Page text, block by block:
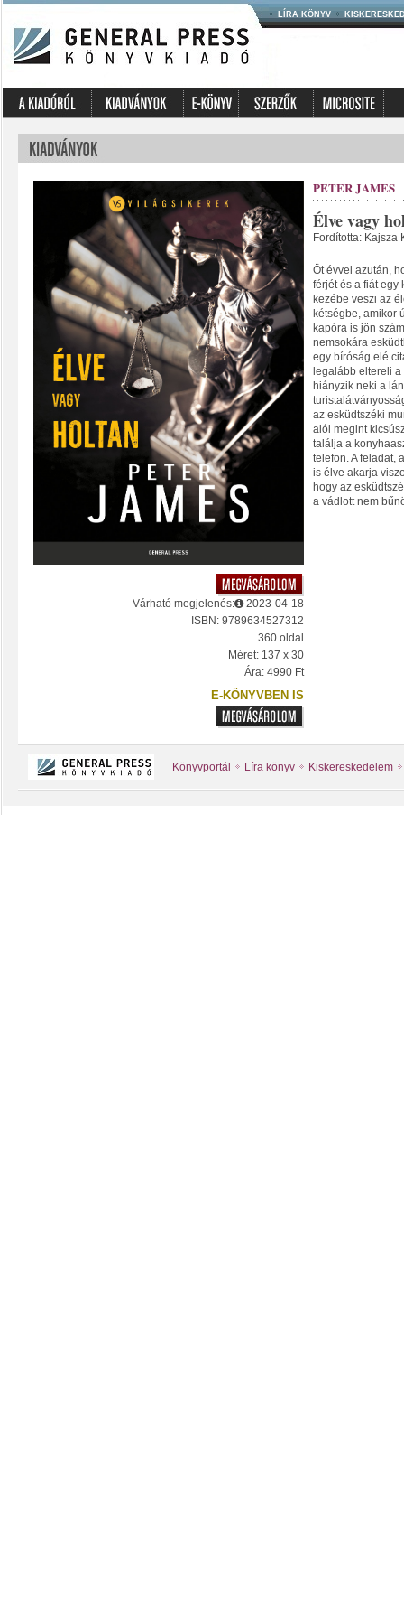
LÍRA KÖNYV
Várható megjelenés:
2023-04-18
ISBN: 9789634527312
360 oldal
Méret: 137 x 30
Ára: 4990 Ft
E-KÖNYVBEN IS
PETER JAMES
Élve vagy
Fordította: Kajsza
Öt évvel azután,
férjét és a fiát egy
kezébe veszi az
kétségbe, amikor
kapóra is jön
nemsokára
egy bíróság elé
legalább eltereli
hiányzik neki a
az esküdtszéki
alól megint
találja a
telefon. A feladat,
is élve akarja
hogy az
a vádlott nem
Könyvportál Líra könyv Kiskereskedelem